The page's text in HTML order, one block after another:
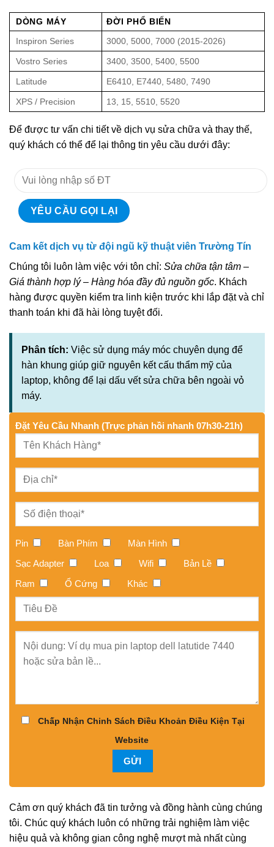
DÒNG MÁY
ĐỜI PHỔ BIẾN
Inspiron Series
3000, 5000, 7000 (2015-2026)
Vostro Series 3400, 3500, 5400, 5500
Latitude E6410, E7440, 5480, 7490
XPS / Precision 13, 15, 5510, 5520
Để được tư vấn chi tiết về dịch vụ sửa chữa và thay thế,
quý khách có thể để lại thông tin yêu cầu dưới đây:
Cam kết dịch vụ từ đội ngũ kỹ thuật viên Trường Tín
Chúng tôi luôn làm việc với tôn chỉ: Sửa chữa tận tâm –
Giá thành hợp lý – Hàng hóa đầy đủ nguồn gốc. Khách
hàng được quyền kiểm tra linh kiện trước khi lắp đặt và chỉ
thanh toán khi đã hài lòng tuyệt đối.
Phân tích: Việc sử dụng máy móc chuyên dụng để
hàn khung giúp giữ nguyên kết cấu thẩm mỹ của
laptop, không để lại dấu vết sửa chữa bên ngoài vỏ
máy.
Đặt Yêu Cầu Nhanh (Trực phản hồi nhanh 07h30-21h)
Pin Bàn Phím
Màn Hình
Sạc Adapter
Loa Wifi
Bản Lề
Ram
Ổ Cứng Khác
Chấp Nhận Chinh Sách Điều Khoản Điều Kiện Tại
Website
Cảm ơn quý khách đã tin tưởng và đồng hành cùng chúng
tôi. Chúc quý khách luôn có những trải nghiệm làm việc
hiệu quả và không gian công nghệ mượt mà nhất cùng